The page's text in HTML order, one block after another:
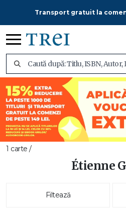
Transport gratuit la
1 carte /
Étienne
Filtează